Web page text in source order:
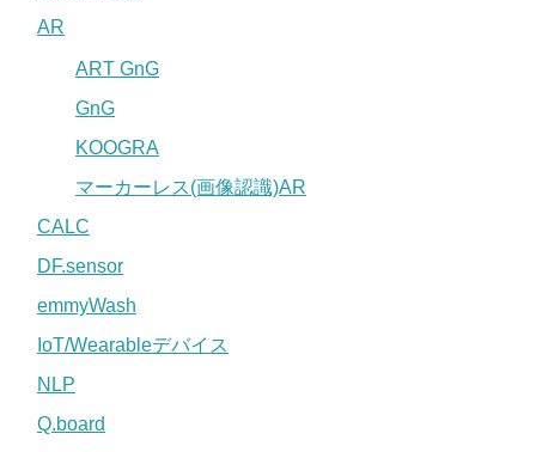
AR
ART GnG
GnG
KOOGRA
マーカーレス(画像認識)AR
CALC
DF.sensor
emmyWash
IoT/Wearableデバイス
NLP
Q.board